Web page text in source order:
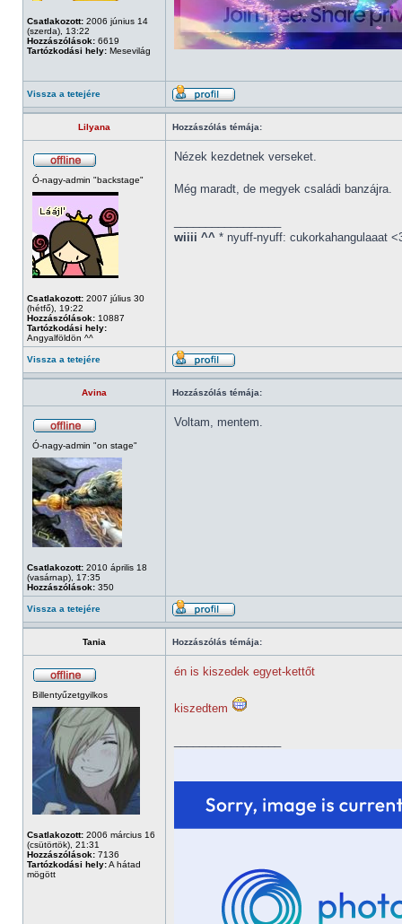
Csatlakozott: 2006 június 14
(szerda), 13:22
Hozzászólások: 6619
Tartózkodási hely: Mesevilág
Vissza a tetejére
Lilyana Hozzászólás témája:
Ó-nagy-admin "backstage"
Csatlakozott: 2007 július 30
(hétfő), 19:22
Hozzászólások: 10887
Tartózkodási hely:
Angyalföldön ^^
Nézek kezdetnek verseket.
Még maradt, de megyek családi banzájra.
wiiii ^^ * nyuff-nyuff: cukorkahangulaaat
Vissza a tetejére
Avina Hozzászólás témája:
Ó-nagy-admin "on stage"
Csatlakozott: 2010 április 18
(vasárnap), 17:35
Hozzászólások: 350
Voltam, mentem.
Vissza a tetejére
Tania Hozzászólás témája:
Billentyűzetgyilkos
Csatlakozott: 2006 március 16
(csütörtök), 21:31
Hozzászólások: 7136
Tartózkodási hely:A hátad
mögött
én is kiszedek egyet-kettőt
kiszedtem